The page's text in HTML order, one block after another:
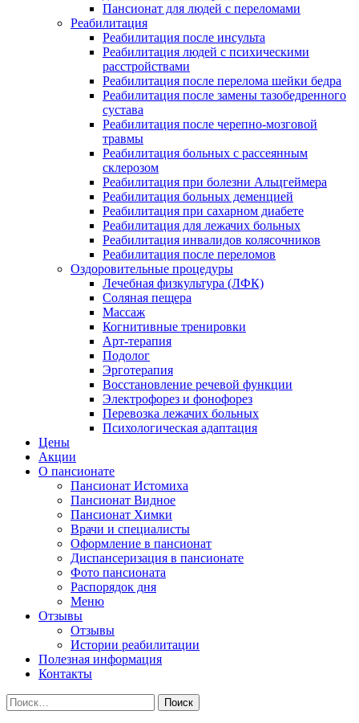
Пансионат для людей с переломами
Реабилитация
Реабилитация после инсульта
Реабилитация людей с психическими
расстройствами
Реабилитация после перелома шейки бедра
Реабилитация после замены тазобедренного
сустава
Реабилитация после черепно-мозговой
травмы
Реабилитация больных с рассеянным
склерозом
Реабилитация при болезни Альцгеймера
Реабилитация больных деменцией
Реабилитация при сахарном диабете
Реабилитация для лежачих больных
Реабилитация инвалидов колясочников
Реабилитация после переломов
Оздоровительные процедуры
Лечебная физкультура (ЛФК)
Соляная пещера
Массаж
Когнитивные тренировки
Арт-терапия
Подолог
Эрготерапия
Восстановление речевой функции
Электрофорез и фонофорез
Перевозка лежачих больных
Психологическая адаптация
Цены
Акции
О пансионате
Пансионат Истомиха
Пансионат Видное
Пансионат Химки
Врачи и специалисты
Оформление в пансионат
Диспансеризация в пансионате
Фото пансионата
Распорядок дня
Меню
Отзывы
Отзывы
Истории реабилитации
Полезная информация
Контакты
Найти: